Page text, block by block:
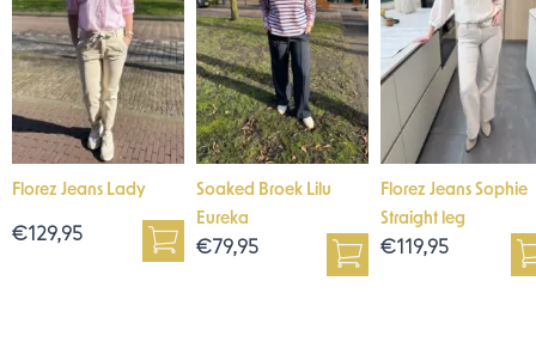
Florez Jeans Lady
€129,95
Soaked Broek Lilu
Eureka
€79,95
Florez Jeans Sophie
Straight leg
€119,95